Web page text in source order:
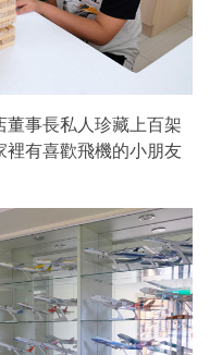
董事長私人珍藏上百架
裡有喜歡飛機的小朋友